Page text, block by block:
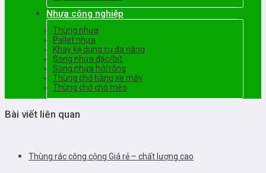
Nhựa công nghiệp
Thùng nhựa
Pallet nhựa
Khay kệ dụng cụ đa năng
Sóng nhựa đặc/bít
Sóng nhựa hở/rỗng
Thùng chở hàng xe máy
Thùng chở chó mèo
Bài viết liên quan
Thùng rác công cộng Giá rẻ – chất lượng cao